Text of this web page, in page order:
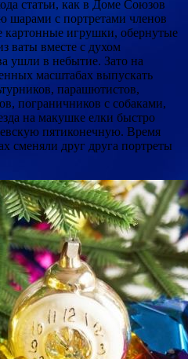
статьи, как в Доме Союзов
шарами с портретами членов
игрушки, обернутые
ваты вместе с духом
ушли в небытие. Зато на
масштабах выпускать
парашютистов,
пограничников с собаками,
на макушке елки быстро
пятиконечную. Время
сменяли друг друга портреты